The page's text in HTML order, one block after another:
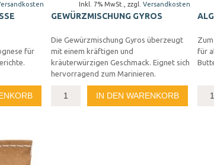
B
für
Inkl. 7% MwSt. zzgl. Versandkosten
GEWÜRZMISCHUNG GYROS
Die Gewürzmischung Gyros überzeugt
mit einem kräftigen und
kräuterwürzigen Geschmack. Eignet sich
hervorragend zum Marinieren.
IN DEN WARENKORB
für